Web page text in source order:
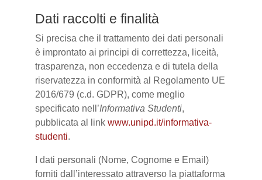
Dati raccolti e finalità
Si precisa che il trattamento dei dati personali
è improntato ai principi di correttezza, liceità,
trasparenza, non eccedenza e di tutela della
riservatezza in conformità al Regolamento UE
2016/679 (c.d. GDPR), come meglio
specificato nell’Informativa Studenti,
pubblicata al link www.unipd.it/informativa-
studenti.
I dati personali (Nome, Cognome e Email)
forniti dall’interessato attraverso la piattaforma